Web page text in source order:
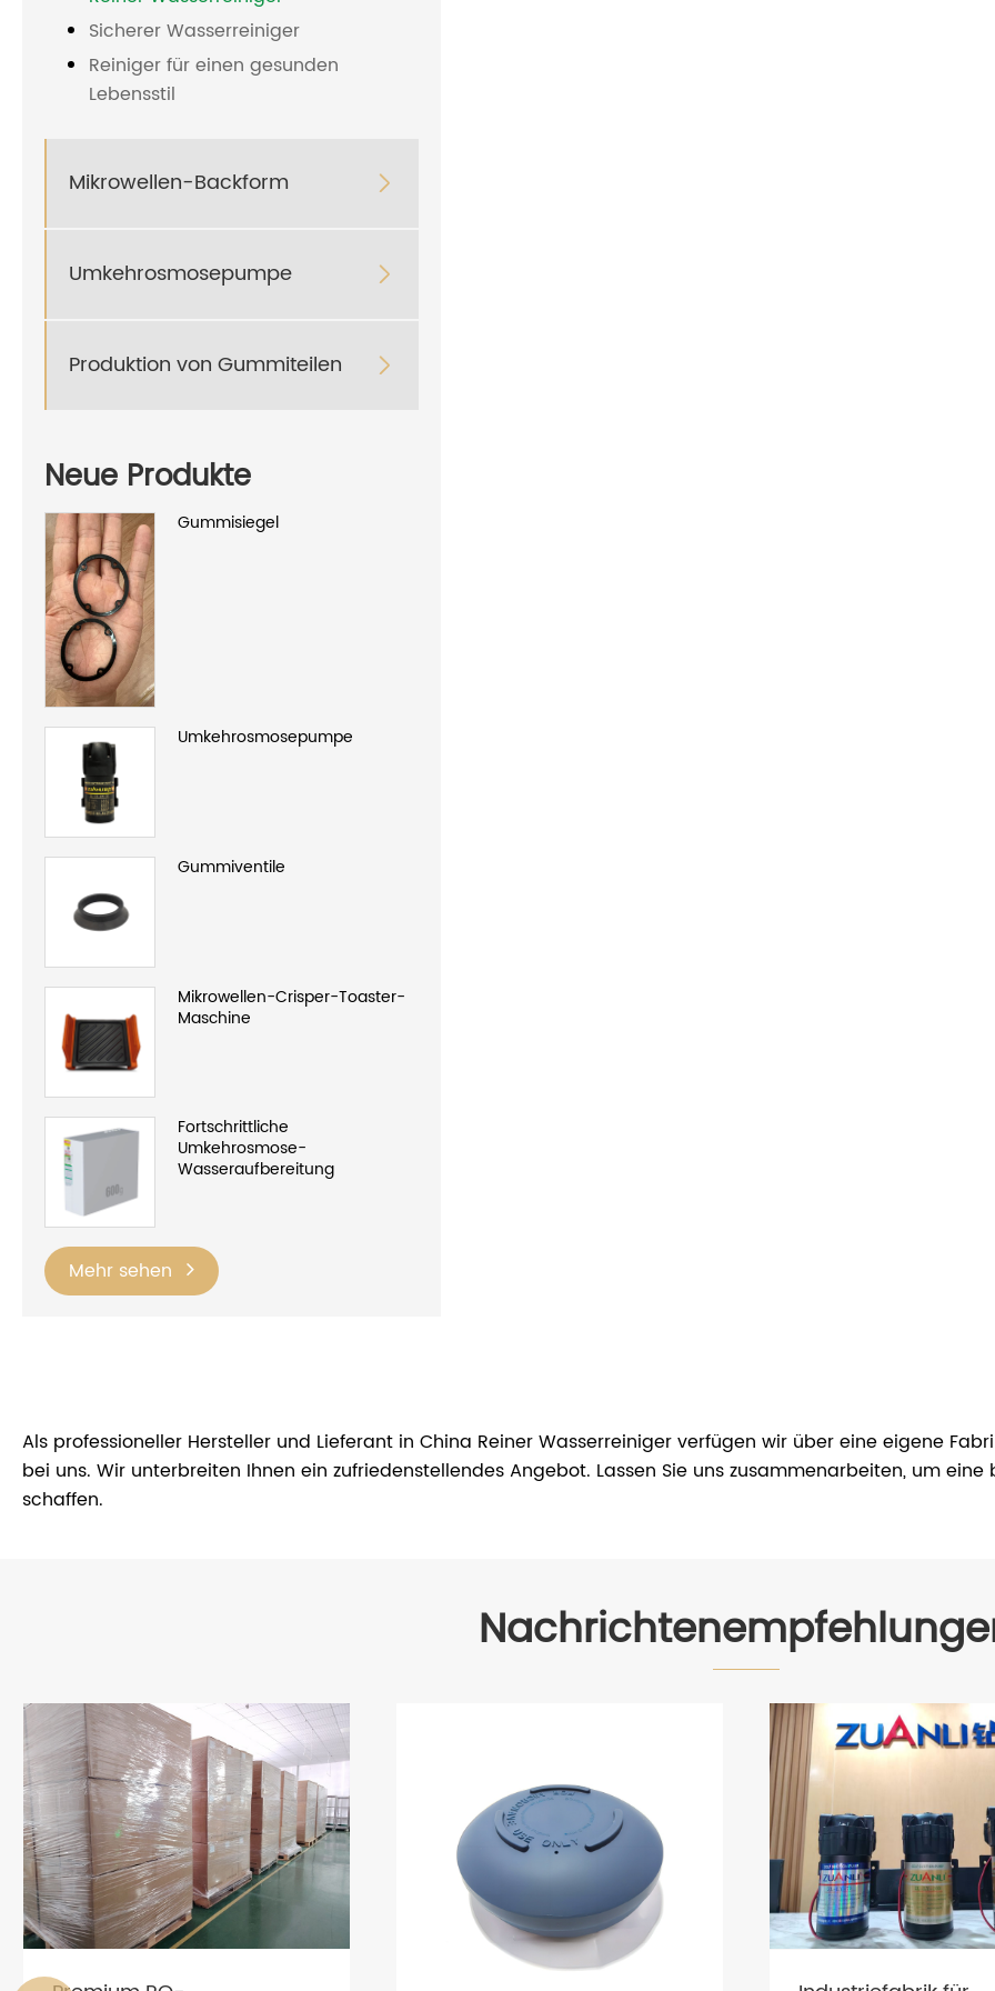
Sicherer Wasserreiniger
Reiniger für einen gesunden
Lebensstil
Mikrowellen-Backform 
Umkehrosmosepumpe 
Produktion von Gummiteilen 
Neue Produkte
Gummisiegel
Umkehrosmosepumpe
Gummiventile
Mikrowellen-Crisper-Toaster-
Maschine
Fortschrittliche
Umkehrosmose-
Wasseraufbereitung
Mehr sehen
Als professioneller Hersteller und Lieferant in China Reiner Wasserreiniger verfügen wir über eine eigene
bei uns. Wir unterbreiten Ihnen ein zufriedenstellendes Angebot. Lassen Sie uns zusammenarbeiten, um
schaffen.